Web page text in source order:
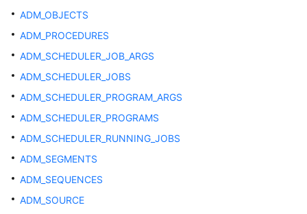
户
指
开
发
南
开
指
ADM_OBJECTS
ADM_PROCEDURES
ADM_SCHEDULER_JOB_ARGS
ADM_SCHEDULER_JOBS
ADM_SCHEDULER_PROGRAM_ARGS
ADM_SCHEDULER_PROGRAMS
ADM_SCHEDULER_RUNNING_JOBS
ADM_SEGMENTS
ADM_SEQUENCES
ADM_SOURCE